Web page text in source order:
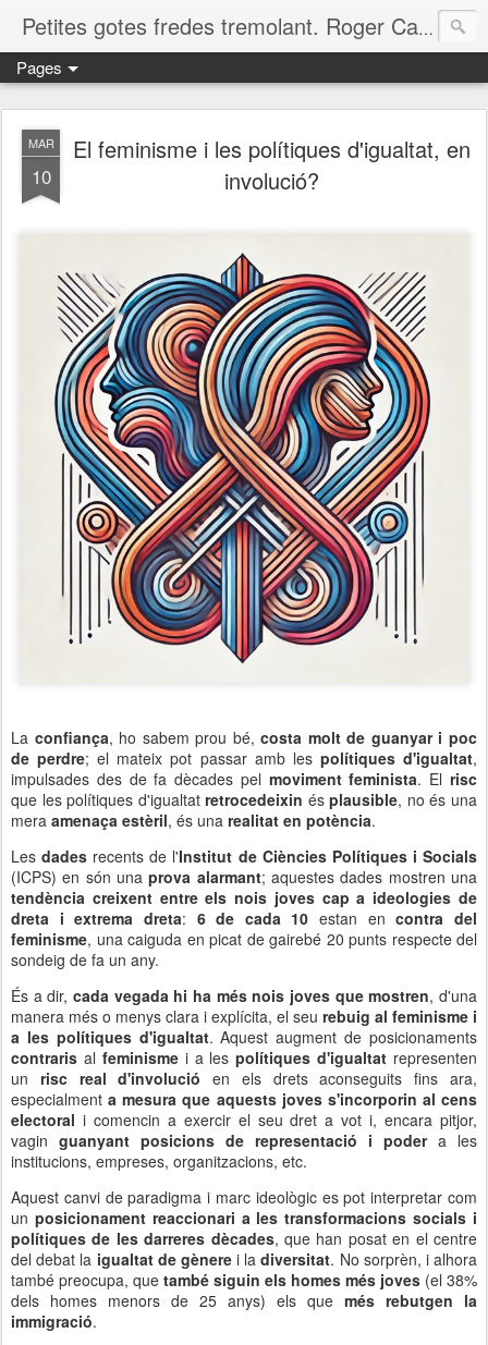
Petites gotes fredes tremolant. Roger Casero Gumbau. Girona
Pages
MAR
10
El feminisme i les polítiques d'igualtat, en
involució?
La confiança, ho sabem prou bé, costa molt de guanyar i poc
de perdre; el mateix pot passar amb les polítiques d'igualtat,
impulsades des de fa dècades pel moviment feminista. Elrisc
que les polítiques d'igualtatretrocedeixin ésplausible, no és una
mera amenaça estèril, és una realitat en potència.
Lesdades recents de l'Institut de Ciències Polítiques i Socials
(ICPS) en són unaprova alarmant; aquestes dades mostren una
tendència creixent entre els nois joves cap a ideologies de
dreta i extrema dreta: 6 de cada 10 estan encontra del
feminisme, una caiguda en picat de gairebé 20 punts respecte del
sondeig de fa un any.
És a dir, cada vegada hi ha més nois joves que mostren, d'una
manera més o menys clara i explícita, el seu rebuig al feminisme i
a les polítiques d'igualtat. Aquest augment de posicionaments
contraris al feminisme i a lespolítiques d'igualtat representen
un risc real d'involució en els drets aconseguits fins ara,
especialment a mesura que aquests joves s'incorporin al cens
electoral i comencin a exercir el seu dret a vot i, encara pitjor,
vagin guanyant posicions de representació i podera les
institucions, empreses, organitzacions, etc.
Aquest canvi de paradigma i marc ideològic es pot interpretar com
un posicionament reaccionari a les transformacions socials i
polítiques de les darreres dècades, que han posat en el centre
del debat la igualtat de gènerei ladiversitat. No sorprèn, i alhora
també preocupa, que també siguin els homes més joves (el 38%
dels homes menors de 25 anys) els que més rebutgen la
immigració.